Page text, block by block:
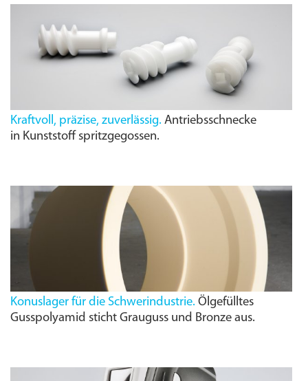
Kraftvoll, präzise, zuverlässig. Antriebsschnecke
in Kunststoff spritzgegossen.
Konuslager für die Schwerindustrie. Ölgefülltes
Gusspolyamid sticht Grauguss und Bronze aus.